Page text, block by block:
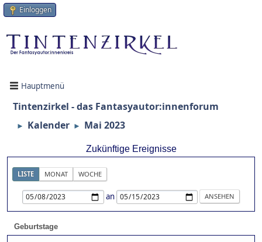
Einloggen
Hauptmenü
Tintenzirkel - das Fantasyautor:innenforum
► Kalender ► Mai 2023
Zukünftige Ereignisse
LISTE MONAT WOCHE
an
Geburtstage